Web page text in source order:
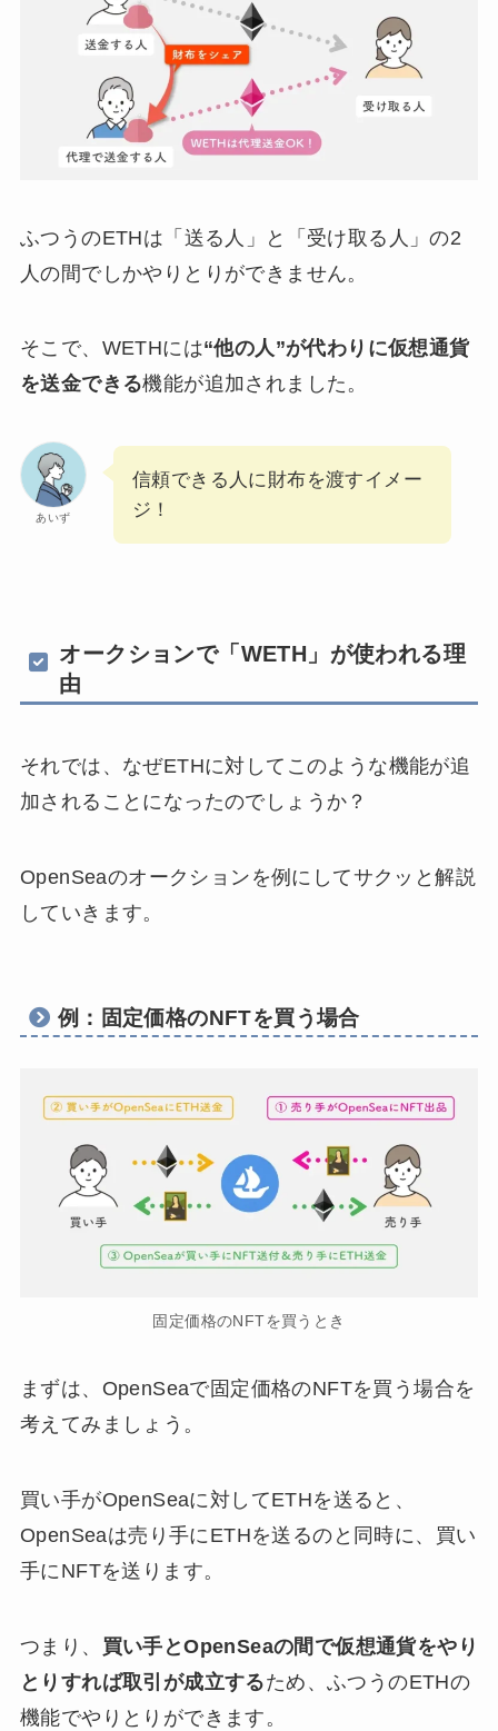
ふつうのETHは「送る人」と「受け取る人」の2
人の間でしかやりとりができません。
そこで、WETHには“他の人”が代わりに仮想通貨
を送金できる機能が追加されました。
あいず
信頼できる人に財布を渡すイメー
ジ！
オークションで「WETH」が使われる理
由
それでは、なぜETHに対してこのような機能が追
加されることになったのでしょうか？
OpenSeaのオークションを例にしてサクッと解説
していきます。
例：固定価格のNFTを買う場合
固定価格のNFTを買うとき
まずは、OpenSeaで固定価格のNFTを買う場合を
考えてみましょう。
買い手がOpenSeaに対してETHを送ると、
OpenSeaは売り手にETHを送るのと同時に、買い
手にNFTを送ります。
つまり、 買い手とOpenSeaの間で仮想通貨をやり
とりすれば取引が成立するため、ふつうのETHの
機能でやりとりができます。